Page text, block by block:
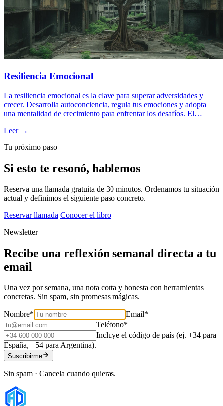
Resiliencia Emocional
La resiliencia emocional es la clave para superar adversidades y
crecer. Desarrolla autoconciencia, regula tus emociones y adopta
una mentalidad de crecimiento para enfrentar los desafíos. El
recuperación emocional, impactando positivamente en tu vida
Leer →
Tu próximo paso
Si esto te resonó, hablemos
Reserva una llamada gratuita de 30 minutos. Ordenamos tu situación
actual y definimos el siguiente paso concreto.
Reservar llamada Conocer el libro
Newsletter
Recibe una reflexión semanal directa a tu
email
Una vez por semana, una nota corta y honesta con herramientas
concretas. Sin spam, sin promesas mágicas.
Nombre* Email*
Teléfono*
Incluye el código de país (ej. +34 para
España, +54 para Argentina).
Suscribirme
Sin spam · Cancela cuando quieras.